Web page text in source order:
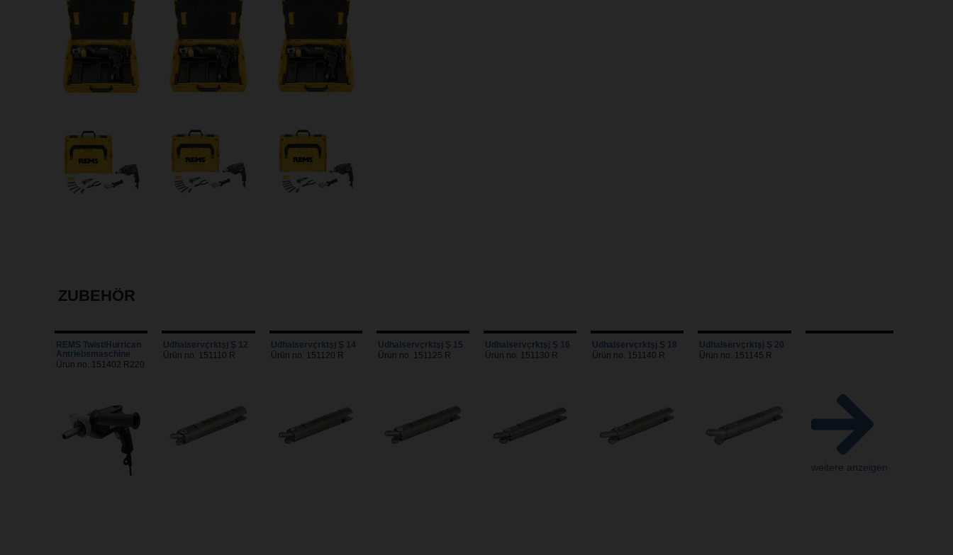
ZUBEHÖR
REMS Twist/Hurrican
Antriebsmaschine
Ürün no. 151402 R220
Udhalservçrktşj Ş 12
Ürün no. 151110 R
Udhalservçrktşj Ş 14
Ürün no. 151120 R
Udhalservçrktşj Ş 15
Ürün no. 151125 R
Udhalservçrktşj Ş 16
Ürün no. 151130 R
Udhalservçrktşj Ş 18
Ürün no. 151140 R
Udhalservçrktşj Ş 20
Ürün no. 151145 R
weitere anzeigen